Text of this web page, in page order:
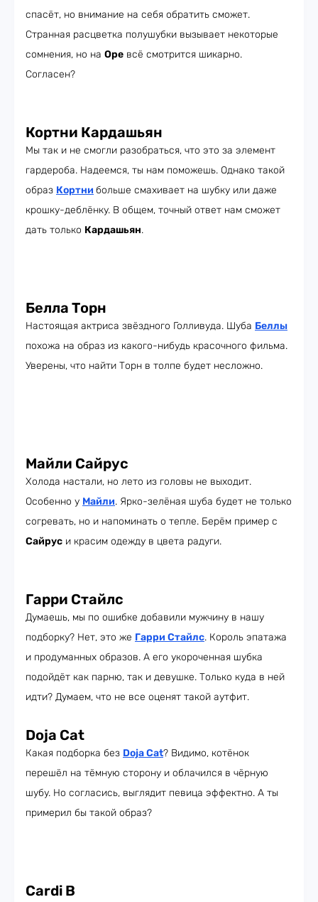
спасёт, но внимание на себя обратить сможет.
Странная расцветка полушубки вызывает некоторые
сомнения, но на Оре всё смотрится шикарно.
Согласен?
Кортни Кардашьян
Мы так и не смогли разобраться, что это за элемент
гардероба. Надеемся, ты нам поможешь. Однако такой
образ Кортни больше смахивает на шубку или даже
крошку-деблёнку. В общем, точный ответ нам сможет
дать только Кардашьян.
Белла Торн
Настоящая актриса звёздного Голливуда. Шуба Беллы
похожа на образ из какого-нибудь красочного фильма.
Уверены, что найти Торн в толпе будет несложно.
Майли Сайрус
Холода настали, но лето из головы не выходит.
Особенно у Майли. Ярко-зелёная шуба будет не только
согревать, но и напоминать о тепле. Берём пример с
Сайрус и красим одежду в цвета радуги.
Гарри Стайлс
Думаешь, мы по ошибке добавили мужчину в нашу
подборку? Нет, это же Гарри Стайлс. Король эпатажа
и продуманных образов. А его укороченная шубка
подойдёт как парню, так и девушке. Только куда в ней
идти? Думаем, что не все оценят такой аутфит.
Doja Cat
Какая подборка без Doja Cat? Видимо, котёнок
перешёл на тёмную сторону и облачился в чёрную
шубу. Но согласись, выглядит певица эффектно. А ты
примерил бы такой образ?
Cardi B